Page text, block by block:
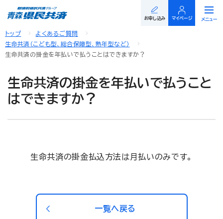
閉じる
メニュー
お申し込み マイページ
トップ
よくあるご質問
生命共済（こども型、総合保障型、熟年型など）
生命共済の掛金を年払いで払うことはできますか？
生命共済の掛金を年払いで払うこと
はできますか？
生命共済の掛金払込方法は月払いのみです。
一覧へ戻る